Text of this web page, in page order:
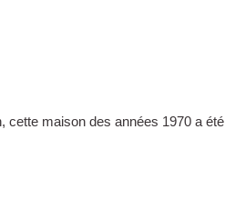
cette maison des années 1970 a été